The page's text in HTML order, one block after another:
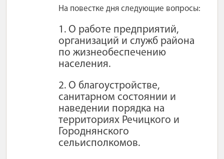
На повестке дня следующие вопросы:
1. О работе предприятий,
организаций и служб района
по жизнеобеспечению
населения.
2. О благоустройстве,
санитарном состоянии и
наведении порядка на
территориях Речицкого и
Городнянского
сельисполкомов.